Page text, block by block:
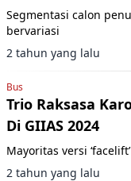
Segmentasi calon
bervariasi
2 tahun yang lalu
Bus
Trio Raksasa
Di GIIAS 2024
Mayoritas versi
2 tahun yang lalu